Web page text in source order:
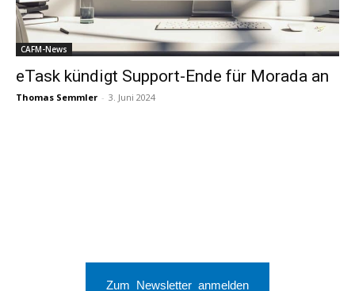
CAFM-News
eTask kündigt Support-Ende für Morada an
Thomas Semmler - 3. Juni 2024
Zum Newsletter anmelden